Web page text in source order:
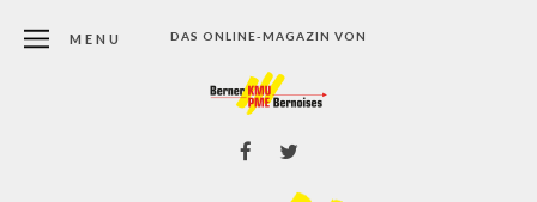
DAS ONLINE-MAGAZIN VON
MENU